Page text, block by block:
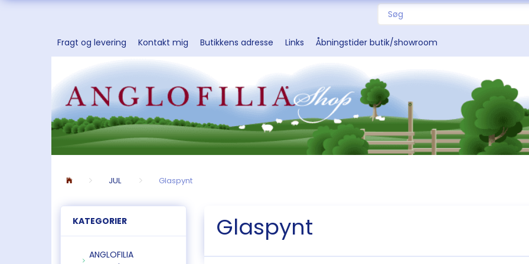
Fragt og levering Kontakt mig Butikkens adresse Links Åbningstider butik/showroom
JUL Glaspynt
KATEGORIER
ANGLOFILIA
Glaspynt